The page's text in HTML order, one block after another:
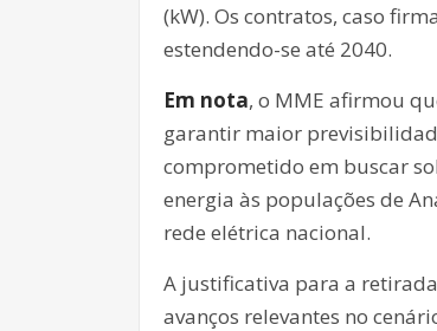
(kW). Os contratos, caso
estendendo-se até 2040.
Em nota, o MME afirmou
garantir maior
comprometido em buscar
energia às populações de
rede elétrica nacional.
A justificativa para a
avanços relevantes no